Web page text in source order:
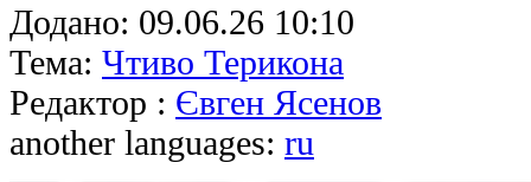
Додано: 09.06.26 10:10
Тема: Чтиво Терикона
Редактор : Євген Ясенов
another languages: ru